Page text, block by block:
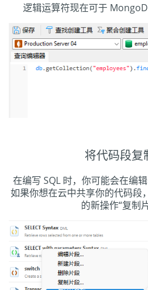
逻辑运算符现在可于
将代码段复
在编写 SQL 时，你可能会在编
如果你想在云中共享你的代码段
的新操作“复制